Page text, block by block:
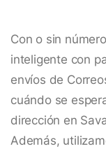
Con o sin
inteligente con
envíos de
cuándo se
dirección en
Además,